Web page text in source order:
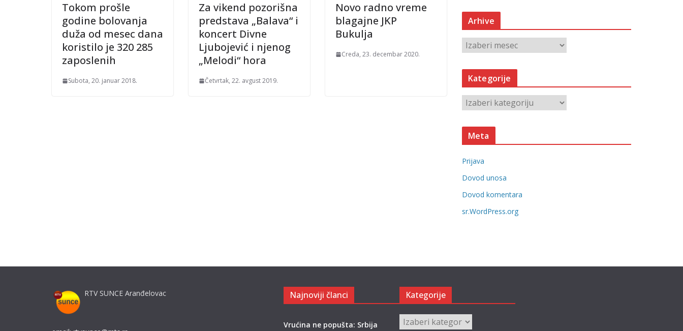
Tokom prošle
godine bolovanja
duža od mesec dana
koristilo je 320 285
zaposlenih
Subota, 20. januar 2018.
Za vikend pozorišna
predstava „Balava“ i
koncert Divne
Ljubojević i njenog
„Melodi“ hora
Četvrtak, 22. avgust 2019.
Novo radno vreme
blagajne JKP
Bukulja
Creda, 23. decembar 2020.
Arhive
r
h
v
Kategorije
a
t
o
r
i
e
Meta
Prijava
Dovod unosa
Dovod komentara
sr.WordPress.org
RTV SUNCE Aranđelovac Najnoviji članci
Vrućina ne popušta: Srbija
Kategorije
Kategorije